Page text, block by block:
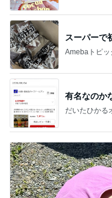
スーパーで
Amebaトピッ
有名なのか
だいたひかる